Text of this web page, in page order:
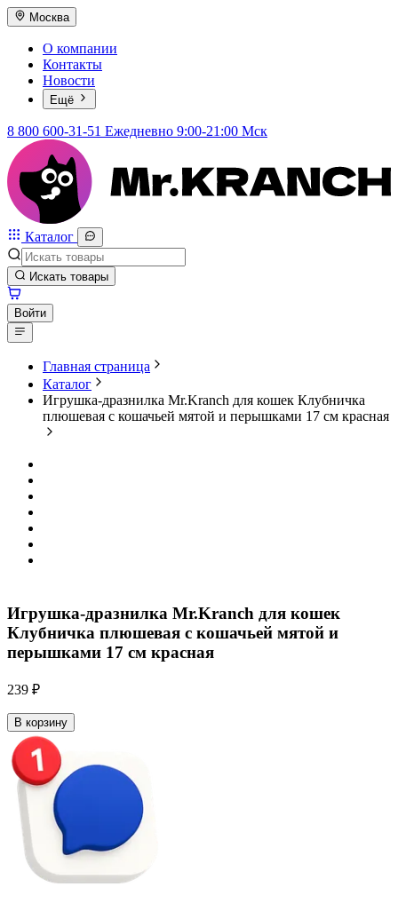
Москва
О компании
Контакты
Новости
Ещё
8 800 600-31-51 Ежедневно 9:00-21:00 Мск
Каталог
Искать товары
Войти
Главная страница
Каталог
Игрушка-дразнилка Mr.Kranch для кошек Клубничка
плюшевая с кошачьей мятой и перышками 17 см красная
Игрушка-дразнилка Mr.Kranch для кошек
Клубничка плюшевая с кошачьей мятой и
перышками 17 см красная
239 ₽
В корзину